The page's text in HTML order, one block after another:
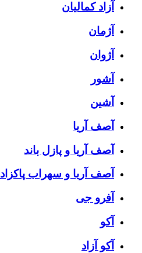
آزاد کمالیان
آژمان
آژوان
آشور
آشین
آصف آریا
آصف آریا و پازل باند
آصف آریا و سهراب پاکزاد
آفرو جی
آکو
آکو آزاد